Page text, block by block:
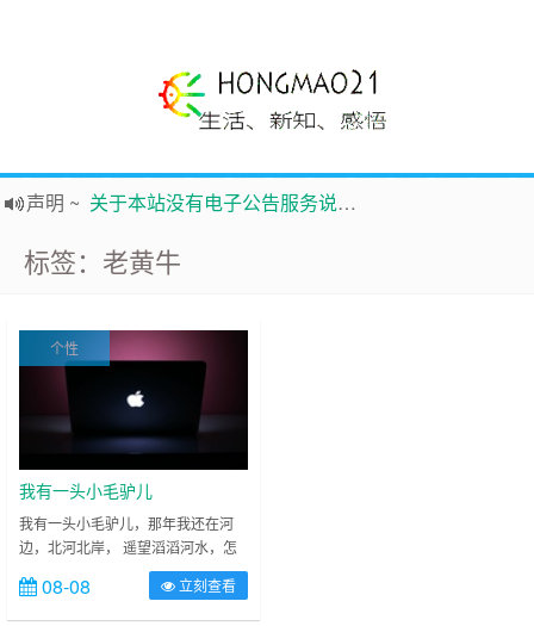
声明 ~ 关于本站没有电子公告服务说明-20180517
新的启程
鸿毛站引导页
标签：老黄牛
个性
我有一头小毛驴儿
我有一头小毛驴儿，那年我还在河
边，北河北岸， 遥望滔滔河水，怎
么也不会想到后来居然后来发生了这
么多事情，只是那年我还是纯洁的小
学生，小毛驴儿还是头小驴犊子，她
08-08 立刻查看